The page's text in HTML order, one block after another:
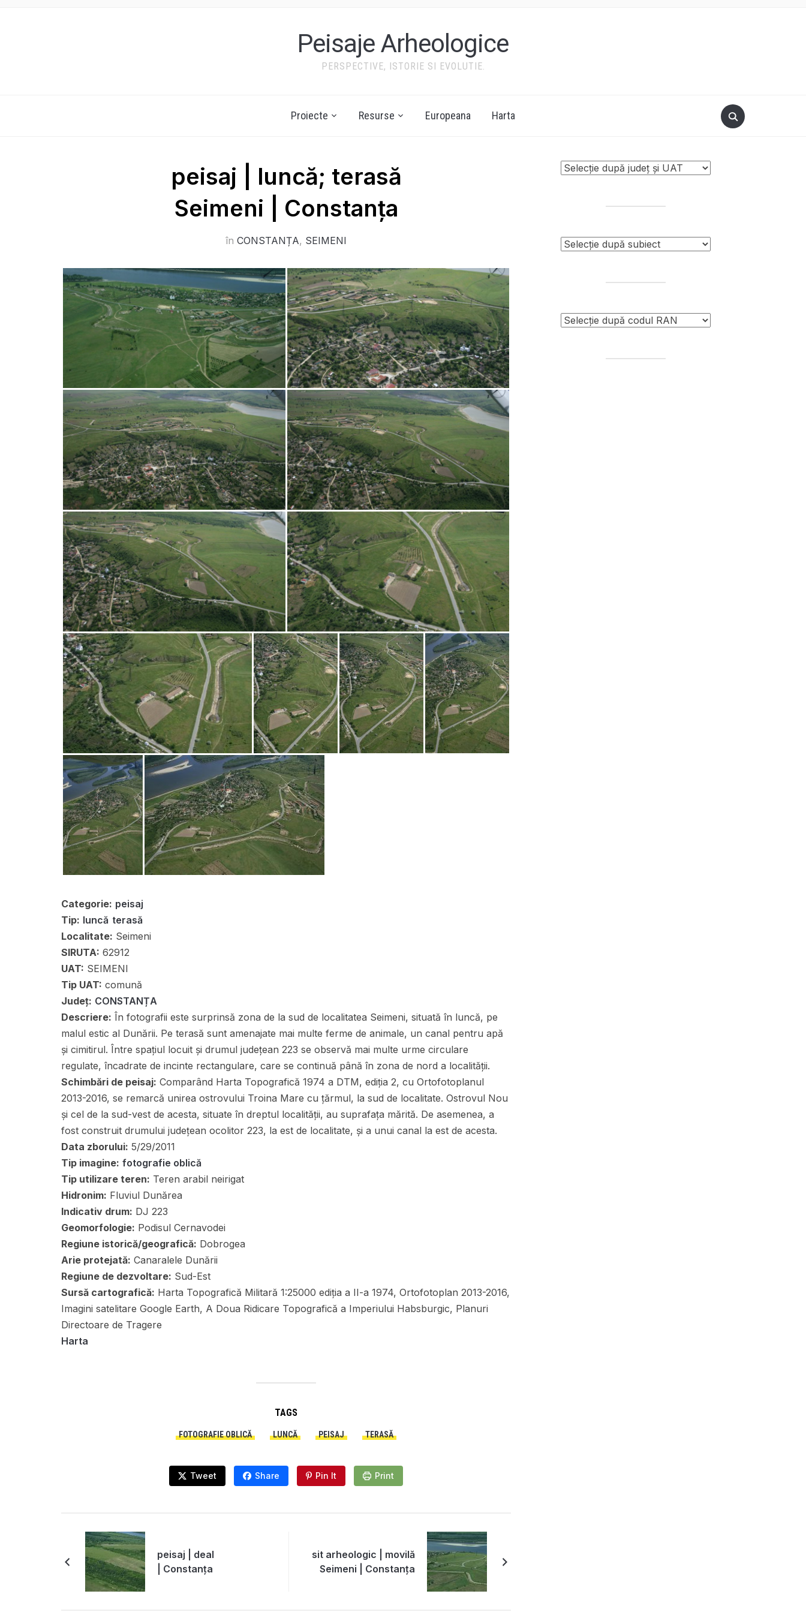
Peisaje Arheologice
PERSPECTIVE, ISTORIE SI EVOLUTIE.
Proiecte Resurse Europeana Harta
peisaj | luncă; terasă
Seimeni | Constanța
în CONSTANȚA, SEIMENI
Categorie: peisaj
Tip: luncă terasă
Localitate: Seimeni
SIRUTA: 62912
UAT: SEIMENI
Tip UAT: comună
Județ: CONSTANȚA
Descriere: În fotografii este surprinsă zona de la sud de localitatea Seimeni, situată în luncă, pe
malul estic al Dunării. Pe terasă sunt amenajate mai multe ferme de animale, un canal pentru apă
și cimitirul. Între spațiul locuit și drumul județean 223 se observă mai multe urme circulare
regulate, încadrate de incinte rectangulare, care se continuă până în zona de nord a localității.
Schimbări de peisaj: Comparând Harta Topografică 1974 a DTM, ediția 2, cu Ortofotoplanul
2013-2016, se remarcă unirea ostrovului Troina Mare cu țărmul, la sud de localitate. Ostrovul Nou
și cel de la sud-vest de acesta, situate în dreptul localității, au suprafața mărită. De asemenea, a
fost construit drumului județean ocolitor 223, la est de localitate, și a unui canal la est de acesta.
Data zborului: 5/29/2011
Tip imagine: fotografie oblică
Tip utilizare teren: Teren arabil neirigat
Hidronim: Fluviul Dunărea
Indicativ drum: DJ 223
Geomorfologie: Podisul Cernavodei
Regiune istorică/geografică: Dobrogea
Arie protejată: Canaralele Dunării
Regiune de dezvoltare: Sud-Est
Sursă cartografică: Harta Topografică Militară 1:25000 ediția a II-a 1974, Ortofotoplan 2013-2016,
Imagini satelitare Google Earth, A Doua Ridicare Topografică a Imperiului Habsburgic, Planuri
Directoare de Tragere
Harta
TAGS
FOTOGRAFIE OBLICĂ LUNCĂ PEISAJ TERASĂ
Tweet Share Pin It Print
peisaj | deal
| Constanța
sit arheologic | movilă
Seimeni | Constanța